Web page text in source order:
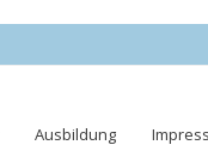
Ausbildung